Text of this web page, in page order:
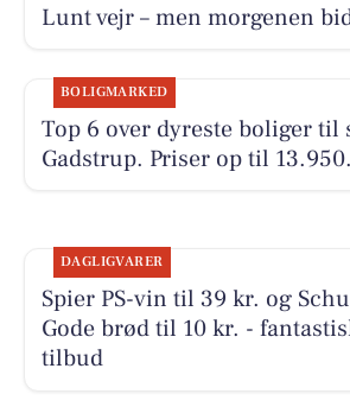
Lunt vejr – men morgenen
BOLIGMARKED
Top 6 over dyreste boliger til
Gadstrup. Priser op til
DAGLIGVARER
Spier PS-vin til 39 kr. og
Gode brød til 10 kr. -
tilbud